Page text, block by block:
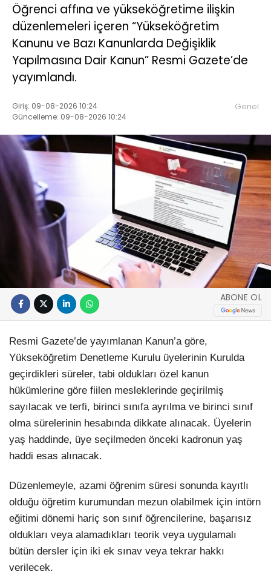
Öğrenci affına ve yükseköğretime ilişkin
düzenlemeleri içeren “Yükseköğretim
Kanunu ve Bazı Kanunlarda Değişiklik
Yapılmasına Dair Kanun” Resmi Gazete’de
yayımlandı.
Giriş: 09-08-2026 10:24
Güncelleme: 09-08-2026 10:24
Genel
ABONE OL
Resmi Gazete’de yayımlanan Kanun’a göre,
Yükseköğretim Denetleme Kurulu üyelerinin Kurulda
geçirdikleri süreler, tabi oldukları özel kanun
hükümlerine göre fiilen mesleklerinde geçirilmiş
sayılacak ve terfi, birinci sınıfa ayrılma ve birinci sınıf
olma sürelerinin hesabında dikkate alınacak. Üyelerin
yaş haddinde, üye seçilmeden önceki kadronun yaş
haddi esas alınacak.
Düzenlemeyle, azami öğrenim süresi sonunda kayıtlı
olduğu öğretim kurumundan mezun olabilmek için intörn
eğitimi dönemi hariç son sınıf öğrencilerine, başarısız
oldukları veya alamadıkları teorik veya uygulamalı
bütün dersler için iki ek sınav veya tekrar hakkı
verilecek.